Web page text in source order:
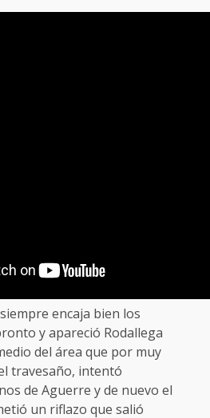
encaja bien los
y apareció Rodallega
del área que por muy
travesaño, intentó
de Aguerre y de nuevo el
un riflazo que salió